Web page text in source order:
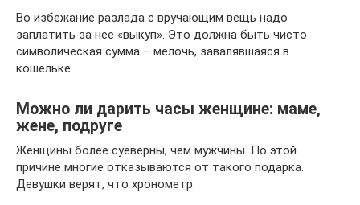
Во избежание разлада с вручающим вещь надо
заплатить за нее «выкуп». Это должна быть чисто
символическая сумма – мелочь, завалявшаяся в
кошельке.
Можно ли дарить часы женщине: маме,
жене, подруге
Женщины более суеверны, чем мужчины. По этой
причине многие отказываются от такого подарка.
Девушки верят, что хронометр: